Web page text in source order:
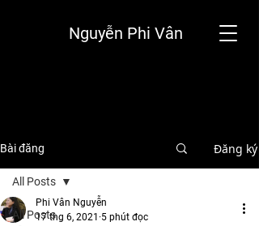
Nguyễn Phi Vân
Bài đăng Đăng ký
All Posts
All Posts
Phi Vân Nguyễn
17 thg 6, 2021 5 phút đọc